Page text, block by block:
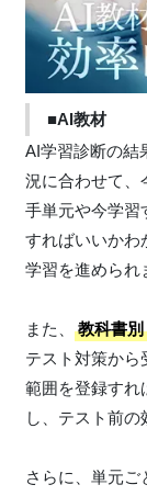
■AI教材
AI学習診断の結
況に合わせて、
手単元や今学習
すればいいかわ
学習を進められ
また、 教科書
テスト対策から
範囲を登録すれ
し、テスト前の
さらに、単元ご